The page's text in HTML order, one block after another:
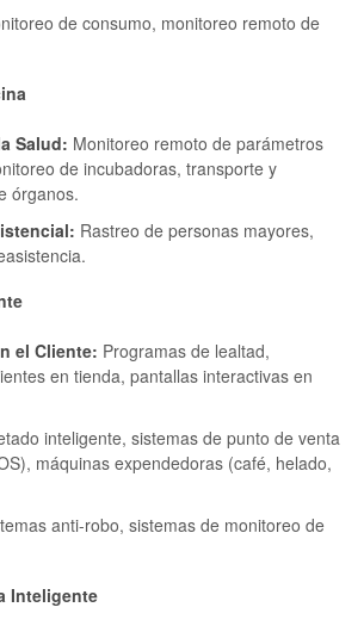
de consumo, monitoreo remoto de
Salud: Monitoreo remoto de parámetros
de incubadoras, transporte y
órganos.
Rastreo de personas mayores,
el Cliente: Programas de lealtad,
en tienda, pantallas interactivas en
inteligente, sistemas de punto de venta
máquinas expendedoras (café, helado,
anti-robo, sistemas de monitoreo de
Inteligente